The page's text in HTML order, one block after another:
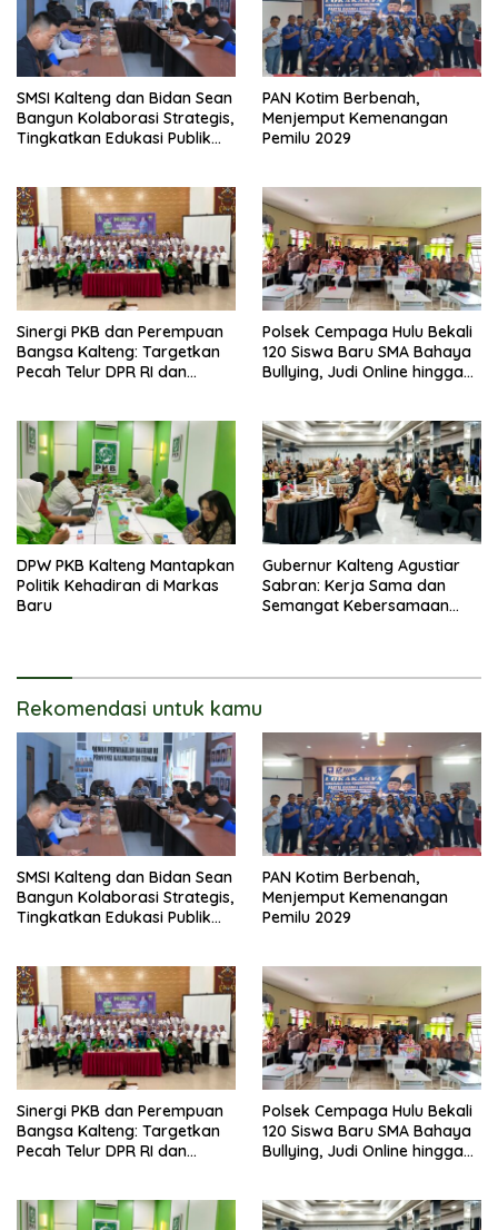
SMSI Kalteng dan Bidan Sean
Bangun Kolaborasi Strategis,
Tingkatkan Edukasi Publik
PAN Kotim Berbenah,
Menjemput Kemenangan
Pemilu 2029
Sinergi PKB dan Perempuan
Bangsa Kalteng: Targetkan
Pecah Telur DPR RI dan
Polsek Cempaga Hulu Bekali
120 Siswa Baru SMA Bahaya
Bullying, Judi Online hingga
DPW PKB Kalteng Mantapkan
Politik Kehadiran di Markas
Baru
Gubernur Kalteng Agustiar
Sabran: Kerja Sama dan
Semangat Kebersamaan
Rekomendasi untuk kamu
SMSI Kalteng dan Bidan Sean
Bangun Kolaborasi Strategis,
Tingkatkan Edukasi Publik
PAN Kotim Berbenah,
Menjemput Kemenangan
Pemilu 2029
Sinergi PKB dan Perempuan
Bangsa Kalteng: Targetkan
Pecah Telur DPR RI dan
Polsek Cempaga Hulu Bekali
120 Siswa Baru SMA Bahaya
Bullying, Judi Online hingga